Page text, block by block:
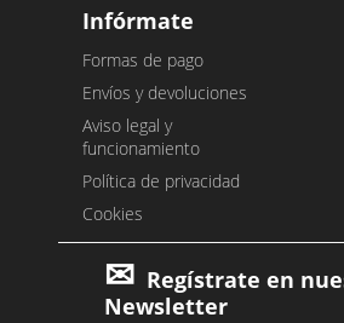
Infórmate
Formas de pago
Envíos y devoluciones
Aviso legal y
funcionamiento
Política de privacidad
Cookies
Regístrate en
Newsletter